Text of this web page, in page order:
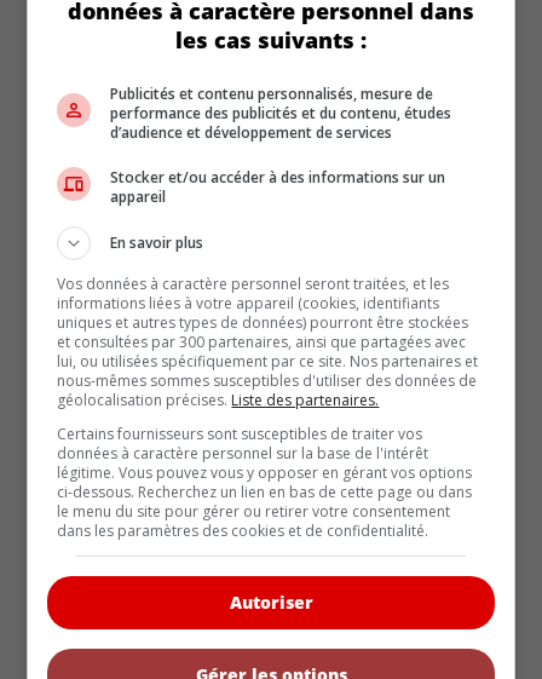
ARTICLES RÉCENTS
Nouvelle dotation haut de gamme « Nuit » pour les
Hyundai Palisade et Ioniq 9 2027
La Chevrolet Camaro reviendra en 2029 avec 4 portes
Holand Automotive rachète une partie du
Holand Automotive rachète une partie du
portefeuille de John Scotti Leasing
Toyota prépare une nouvelle génération de batteries
données à caractère personnel dans
les cas suivants :
Publicités et contenu personnalisés, mesure de
performance des publicités et du contenu, études
d’audience et développement de services
Stocker et/ou accéder à des informations sur un
appareil
En savoir plus
Vos données à caractère personnel seront traitées, et les
informations liées à votre appareil (cookies, identifiants
uniques et autres types de données) pourront être stockées
et consultées par 300 partenaires, ainsi que partagées avec
lui, ou utilisées spécifiquement par ce site. Nos partenaires et
nous-mêmes sommes susceptibles d'utiliser des données de
géolocalisation précises. Liste des partenaires.
Certains fournisseurs sont susceptibles de traiter vos
données à caractère personnel sur la base de l'intérêt
légitime. Vous pouvez vous y opposer en gérant vos options
ci-dessous. Recherchez un lien en bas de cette page ou dans
le menu du site pour gérer ou retirer votre consentement
dans les paramètres des cookies et de confidentialité.
Autoriser